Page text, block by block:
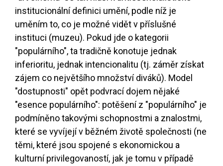
institucionální definici umění, podle níž je
uměním to, co je možné vidět v příslušné
instituci (muzeu). Pokud jde o kategorii
"populárního", ta tradičně konotuje jednak
inferioritu, jednak intencionalitu (tj. záměr získat
zájem co největšího množství diváků). Model
"dostupnosti" opět podvrací dojem nějaké
"esence populárního": potěšení z "populárního" je
podmíněno takovými schopnostmi a znalostmi,
které se vyvíjejí v běžném životě společnosti (ne
těmi, které jsou spojené s ekonomickou a
kulturní privilegovaností, jak je tomu v případě